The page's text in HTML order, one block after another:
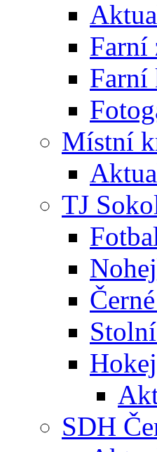
Farní
Farní
Místní
TJ
Hokej
SDH